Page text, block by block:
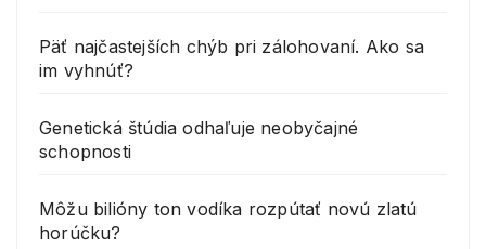
Päť najčastejších chýb pri zálohovaní. Ako sa
im vyhnúť?
Genetická štúdia odhaľuje neobyčajné
schopnosti
Môžu bilióny ton vodíka rozpútať novú zlatú
horúčku?